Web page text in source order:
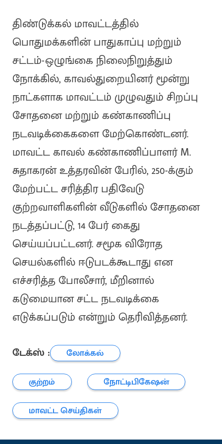
திண்டுக்கல் மாவட்டத்தில்
பொதுமக்களின் பாதுகாப்பு மற்றும்
சட்டம்-ஒழுங்கை நிலைநிறுத்தும்
நோக்கில், காவல்துறையினர் மூன்று
நாட்களாக மாவட்டம் முழுவதும் சிறப்பு
சோதனை மற்றும் கண்காணிப்பு
நடவடிக்கைகளை மேற்கொண்டனர்.
மாவட்ட காவல் கண்காணிப்பாளர் M.
சுதாகரன் உத்தரவின் பேரில், 250-க்கும்
மேற்பட்ட சரித்திர பதிவேடு
குற்றவாளிகளின் வீடுகளில் சோதனை
நடத்தப்பட்டு, 14 பேர் கைது
செய்யப்பட்டனர். சமூக விரோத
செயல்களில் ஈடுபடக்கூடாது என
எச்சரித்த போலீசார், மீறினால்
கடுமையான சட்ட நடவடிக்கை
எடுக்கப்படும் என்றும் தெரிவித்தனர்.
டேக்ஸ் :
லோக்கல்
குற்றம்
நோட்டிபிகேஷன்
மாவட்ட செய்திகள்